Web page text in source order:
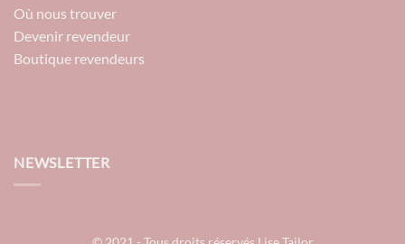
Où nous trouver
Devenir revendeur
Boutique revendeurs
NEWSLETTER